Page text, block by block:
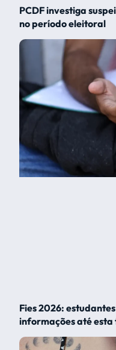
PCDF investiga
no período eleitoral
Fies 2026:
informações até esta